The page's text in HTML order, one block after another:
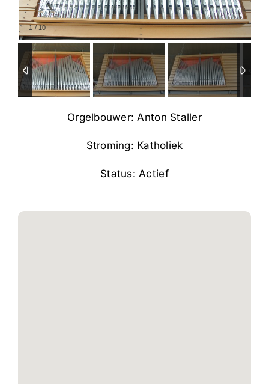
1/10
Orgelbouwer: Anton Staller
Stroming: Katholiek
Status: Actief